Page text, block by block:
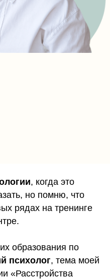
, когда это
но помню, что
рядах на тренинге
образования по
психолог, тема моей
«Расстройства